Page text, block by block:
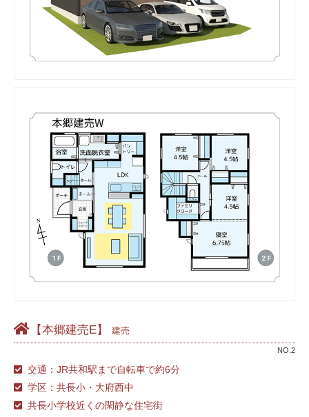
【本郷建売E】 建売
NO.2
交通：JR共和駅まで自転車で約6分
学区：共長小・大府西中
共長小学校近くの閑静な住宅街